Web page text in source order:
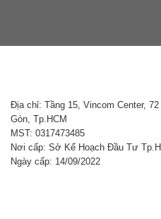
Địa chỉ: Tầng 15, Vincom Center,
Gòn, Tp.HCM
MST: 0317473485
Nơi cấp: Sở Kế Hoạch Đầu Tư
Ngày cấp: 14/09/2022